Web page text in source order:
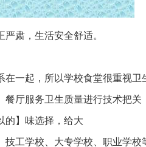
肃，生活安全舒适。
一起，所以学校食堂很重视卫
厅服务卫生质量进行技术把
的】味选择，给大
工学校、大专学校、职业学